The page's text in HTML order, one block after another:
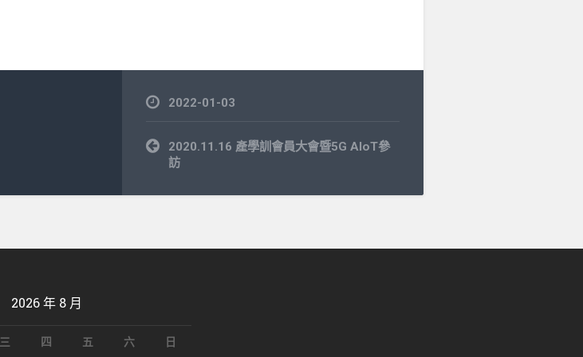
2022-01-03
文
章
2020.11.16 產學訓會員大會暨5G AIoT參
訪
2026 年 8 月
三 四 五 六 日